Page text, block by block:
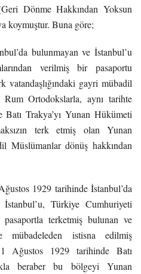
Dönme Hakkından Yoksun
koymuştur. Buna göre;
bulunmayan ve İstanbul’u
verilmiş bir pasaportu
vatandaşlığındaki gayri mübadil
Rum Ortodokslarla, aynı tarihte
Batı Trakya’yı Yunan Hükümeti
terk etmiş olan Yunan
Müslümanlar dönüş hakkından
1929 tarihinde İstanbul’da
Türkiye Cumhuriyeti
pasaportla terketmiş bulunan ve
mübadeleden istisna edilmiş
Ağustos 1929 tarihinde Batı
beraber bu bölgeyi Yunan